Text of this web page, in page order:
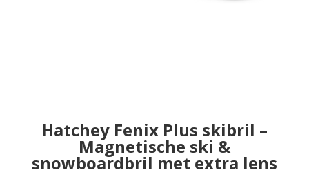
Hatchey Fenix Plus skibril –
Magnetische ski &
snowboardbril met extra lens